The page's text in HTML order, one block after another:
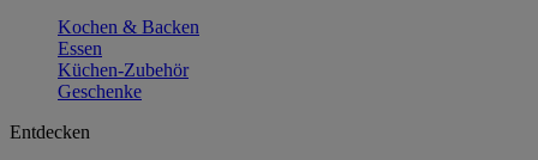
Kochen & Backen
Essen
Küchen-Zubehör
Geschenke
Entdecken